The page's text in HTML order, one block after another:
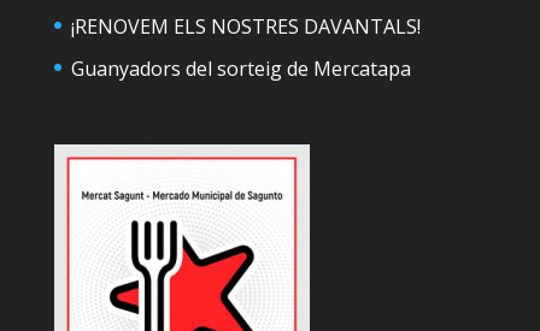
¡RENOVEM ELS NOSTRES DAVANTALS!
Guanyadors del sorteig de Mercatapa